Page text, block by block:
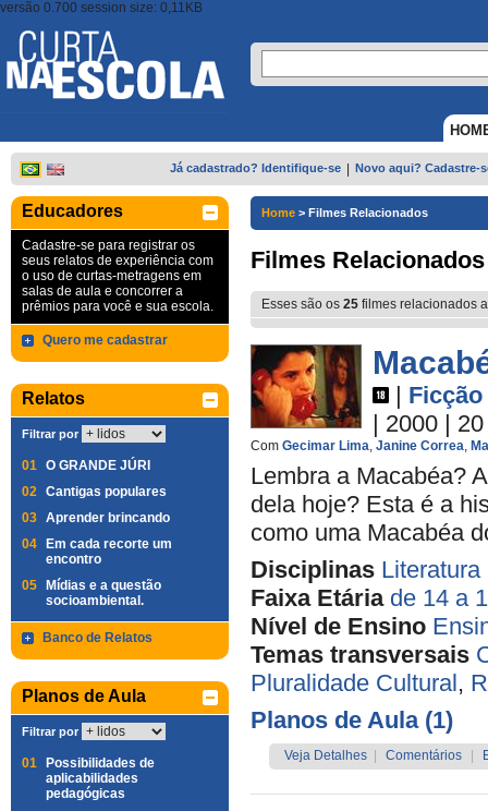
versão 0.700 session size: 0,11KB
Já cadastrado? Identifique-se Novo aqui? Cadastre-
Educadores
Cadastre-se para registrar os
seus relatos de experiência com
o uso de curtas-metragens em
salas de aula e concorrer a
prêmios para você e sua escola.
Quero me cadastrar
Relatos
Filtrar por
01 O GRANDE JÚRI
02 Cantigas populares
03 Aprender brincando
04
Em cada recorte um
encontro
05
Mídias e a questão
socioambiental.
Banco de Relatos
Planos de Aula
Filtrar por
01
Possibilidades de
aplicabilidades
pedagógicas
Home > Filmes Relacionados
Filmes Relacionados
Esses são os 25 filmes relacionados
| Ficção
| 2000 |
Com Gecimar Lima, Janine Correa,
Lembra a Macabéa?
dela hoje? Esta é a
como uma Macabéa
Disciplinas Literatura
Faixa Etária de 14 a
Nível de Ensino
Temas transversais
Pluralidade Cultural,
Planos de Aula (1)
Veja Detalhes Comentários